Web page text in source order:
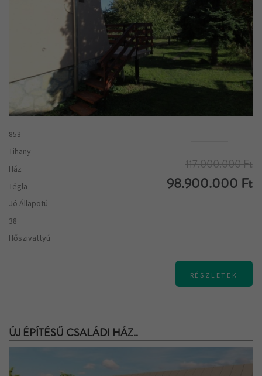
853
Tihany
Ház
Tégla
Jó Állapotú
38
Hőszivattyú
117.000.000 Ft
98.900.000 Ft
RÉSZLETEK
ÚJ ÉPÍTÉSŰ CSALÁDI HÁZ..